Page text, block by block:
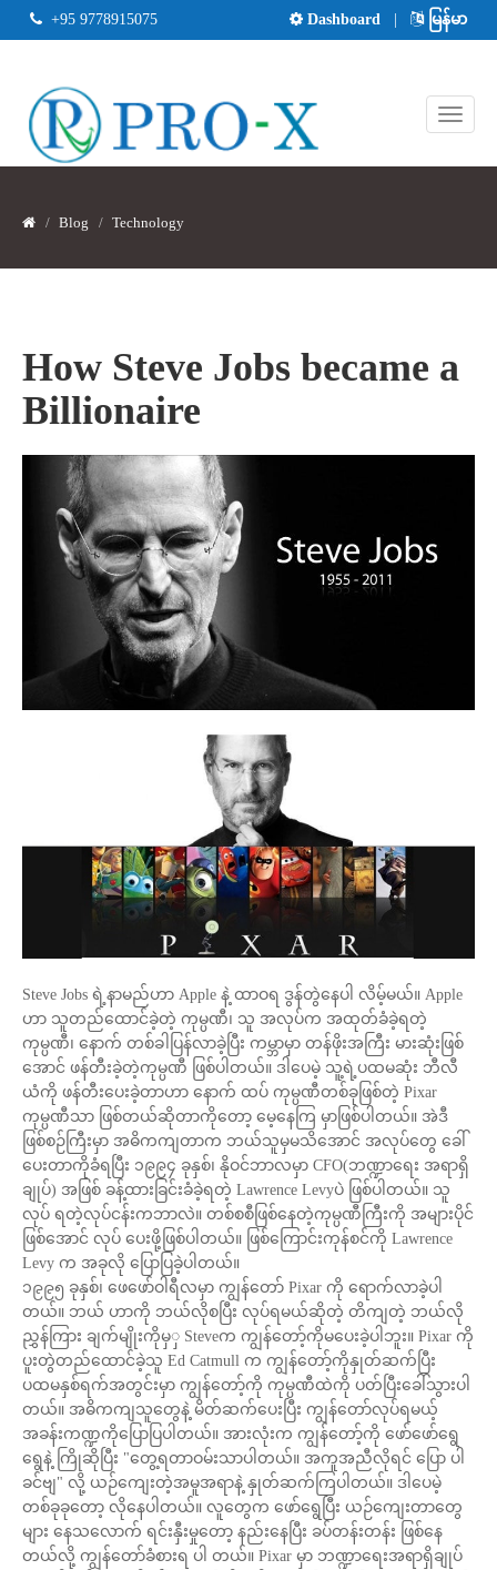
Dashboard မြန်မာ
+95 9778915075
Blog Technology
How Steve Jobs became a
Billionaire
Steve Jobs ရဲ့နာမည်ဟာ Apple နဲ့ ထာဝရ ဒွန်တွဲနေပါ လိမ့်မယ်။ Apple
ဟာ သူတည်ထောင်ခဲ့တဲ့ ကုမ္ပဏီ၊ သူ အလုပ်က အထုတ်ခံခဲ့ရတဲ့
ကုမ္ပဏီ၊ နောက် တစ်ခါပြန်လာခဲ့ပြီး ကမ္ဘာမှာ တန်ဖိုးအကြီး မားဆုံးဖြစ်
အောင် ဖန်တီးခဲ့တဲ့ကုမ္ပဏီ ဖြစ်ပါတယ်။ ဒါပေမဲ့ သူ့ရဲ့ပထမဆုံး ဘီလီ
ယံကို ဖန်တီးပေးခဲ့တာဟာ နောက် ထပ် ကုမ္ပဏီတစ်ခုဖြစ်တဲ့ Pixar
ကုမ္ပဏီသာ ဖြစ်တယ်ဆိုတာကိုတော့ မေ့နေကြ မှာဖြစ်ပါတယ်။ အဲဒီ
ဖြစ်စဉ်ကြီးမှာ အဓိကကျတာက ဘယ်သူမှမသိအောင် အလုပ်တွေ ခေါ်
ပေးတာကိုခံရပြီး ၁၉၉၄ ခုနှစ်၊ နိုဝင်ဘာလမှာ CFO(ဘဏ္ဍာရေး အရာရှိ
ချုပ်) အဖြစ် ခန့်ထားခြင်းခံခဲ့ရတဲ့ Lawrence Levyပဲ ဖြစ်ပါတယ်။ သူ
လုပ် ရတဲ့လုပ်ငန်းကဘာလဲ။ တစ်စစီဖြစ်နေတဲ့ကုမ္ပဏီကြီးကို အများပိုင်
ဖြစ်အောင် လုပ် ပေးဖို့ဖြစ်ပါတယ်။ ဖြစ်ကြောင်းကုန်စင်ကို Lawrence
Levy က အခုလို ပြောပြခဲ့ပါတယ်။
၁၉၉၅ ခုနှစ်၊ ဖေဖော်ဝါရီလမှာ ကျွန်တော် Pixar ကို ရောက်လာခဲ့ပါ
တယ်။ ဘယ် ဟာကို ဘယ်လိုစပြီး လုပ်ရမယ်ဆိုတဲ့ တိကျတဲ့ ဘယ်လို
ညွှန်ကြား ချက်မျိုးကိုမှှ Steveက ကျွန်တော့်ကိုမပေးခဲ့ပါဘူး။ Pixar ကို
ပူးတွဲတည်ထောင်ခဲ့သူ Ed Catmull က ကျွန်တော့်ကိုနှုတ်ဆက်ပြီး
ပထမနှစ်ရက်အတွင်းမှာ ကျွန်တော့်ကို ကုမ္ပဏီထဲကို ပတ်ပြီးခေါ်သွားပါ
တယ်။ အဓိကကျသူတွေနဲ့ မိတ်ဆက်ပေးပြီး ကျွန်တော်လုပ်ရမယ့်
အခန်းကဏ္ဍကိုပြောပြပါတယ်။ အားလုံးက ကျွန်တော့်ကို ဖော်ဖော်ရွေ
ရွေနဲ့ ကြိုဆိုပြီး "တွေ့ရတာဝမ်းသာပါတယ်။ အကူအညီလိုရင် ပြော ပါ
ခင်ဗျ" လို့ ယဉ်ကျေးတဲ့အမူအရာနဲ့ နှုတ်ဆက်ကြပါတယ်။ ဒါပေမဲ့
တစ်ခုခုတော့ လိုနေပါတယ်။ လူတွေက ဖော်ရွေပြီး ယဉ်ကျေးတာတွေ
များ နေသလောက် ရင်းနှီးမှုတော့ နည်းနေပြီး ခပ်တန်းတန်း ဖြစ်နေ
တယ်လို့ ကျွန်တော်ခံစားရ ပါ တယ်။ Pixar မှာ ဘဏ္ဍာရေးအရာရှိချုပ်